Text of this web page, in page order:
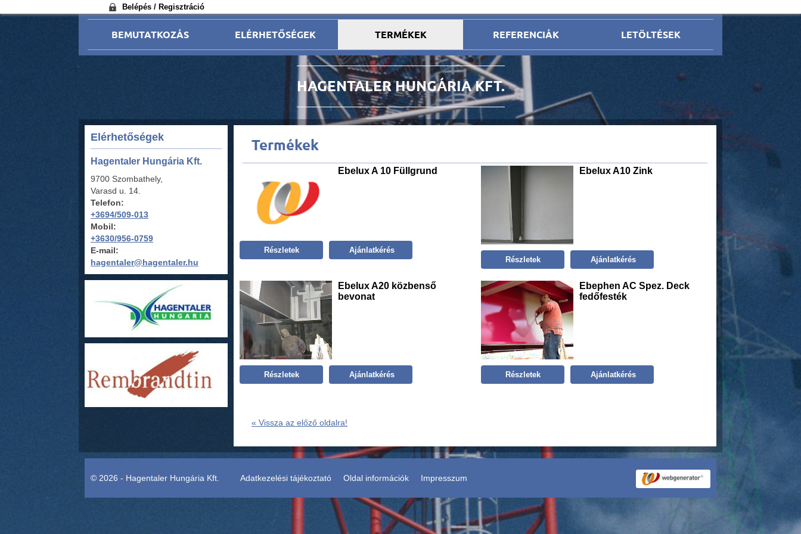
Belépés / Regisztráció
BEMUTATKOZÁS ELÉRHETŐSÉGEK TERMÉKEK REFERENCIÁK LETÖLTÉSEK
HAGENTALER HUNGÁRIA KFT.
Elérhetőségek
Hagentaler Hungária Kft.
9700 Szombathely,
Varasd u. 14.
Telefon:
+3694/509-013
Mobil:
+3630/956-0759
E-mail:
hagentaler@hagentaler.hu
Termékek
Ebelux A 10 Füllgrund
Részletek Ajánlatkérés
Ebelux A10 Zink
Részletek Ajánlatkérés
Ebelux A20 közbenső
bevonat
Részletek Ajánlatkérés
Ebephen AC Spez. Deck
fedőfesték
Részletek Ajánlatkérés
« Vissza az előző oldalra!
© 2026 - Hagentaler Hungária Kft. Adatkezelési tájékoztató Oldal információk Impresszum